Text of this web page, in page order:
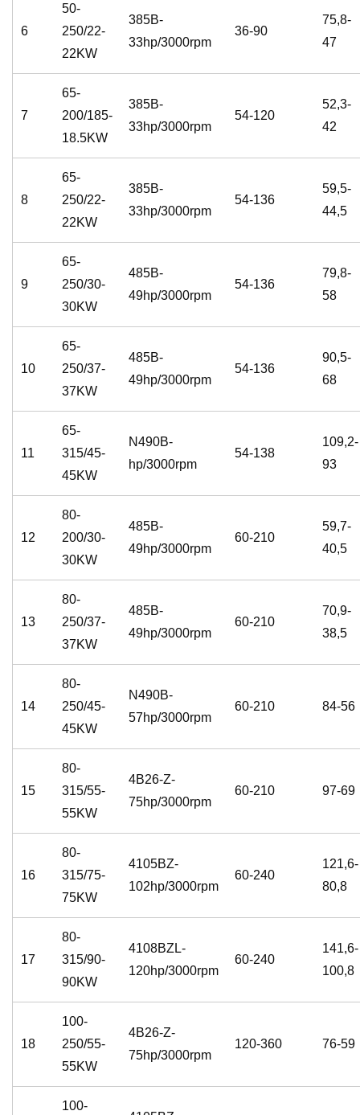
6
50-
250/22-
22KW
385B-
33hp/3000rpm
36-90
75,8-
47
7
65-
200/185-
18.5KW
385B-
33hp/3000rpm
54-120
52,3-
42
8
65-
250/22-
22KW
385B-
33hp/3000rpm
54-136
59,5-
44,5
9
65-
250/30-
30KW
485B-
49hp/3000rpm
54-136
79,8-
58
10
65-
250/37-
37KW
485B-
49hp/3000rpm
54-136
90,5-
68
11
65-
315/45-
45KW
N490B-
hp/3000rpm
54-138
109,2-
93
12
80-
200/30-
30KW
485B-
49hp/3000rpm
60-210
59,7-
40,5
13
80-
250/37-
37KW
485B-
49hp/3000rpm
60-210
70,9-
38,5
14
80-
250/45-
45KW
N490B-
57hp/3000rpm
60-210 84-56
15
80-
315/55-
55KW
4B26-Z-
75hp/3000rpm
60-210 97-69
16
80-
315/75-
75KW
4105BZ-
102hp/3000rpm
60-240
121,6-
80,8
17
80-
315/90-
90KW
4108BZL-
120hp/3000rpm
60-240
141,6-
100,8
18
100-
250/55-
55KW
4B26-Z-
75hp/3000rpm
120-360 76-59
100-